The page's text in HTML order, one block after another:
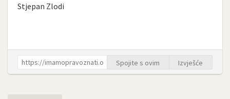
Stjepan Zlodi
Spojite s ovim Izvješće